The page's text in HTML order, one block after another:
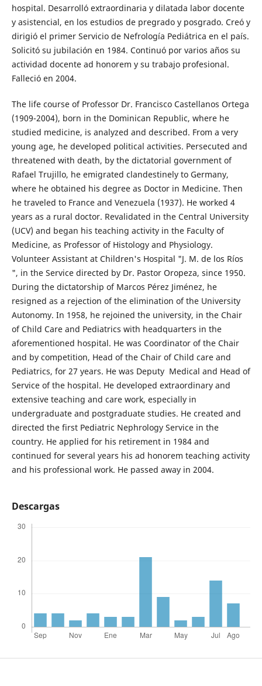
hospital. Desarrolló extraordinaria y dilatada labor docente
y asistencial, en los estudios de pregrado y posgrado. Creó y
dirigió el primer Servicio de Nefrología Pediátrica en el país.
Solicitó su jubilación en 1984. Continuó por varios años su
actividad docente ad honorem y su trabajo profesional.
Falleció en 2004.
The life course of Professor Dr. Francisco Castellanos Ortega
(1909-2004), born in the Dominican Republic, where he
studied medicine, is analyzed and described. From a very
young age, he developed political activities. Persecuted and
threatened with death, by the dictatorial government of
Rafael Trujillo, he emigrated clandestinely to Germany,
where he obtained his degree as Doctor in Medicine. Then
he traveled to France and Venezuela (1937). He worked 4
years as a rural doctor. Revalidated in the Central University
(UCV) and began his teaching activity in the Faculty of
Medicine, as Professor of Histology and Physiology.
Volunteer Assistant at Children's Hospital "J. M. de los Ríos
", in the Service directed by Dr. Pastor Oropeza, since 1950.
During the dictatorship of Marcos Pérez Jiménez, he
resigned as a rejection of the elimination of the University
Autonomy. In 1958, he rejoined the university, in the Chair
of Child Care and Pediatrics with headquarters in the
aforementioned hospital. He was Coordinator of the Chair
and by competition, Head of the Chair of Child care and
Pediatrics, for 27 years. He was Deputy Medical and Head of
Service of the hospital. He developed extraordinary and
extensive teaching and care work, especially in
undergraduate and postgraduate studies. He created and
directed the first Pediatric Nephrology Service in the
country. He applied for his retirement in 1984 and
continued for several years his ad honorem teaching activity
and his professional work. He passed away in 2004.
Descargas